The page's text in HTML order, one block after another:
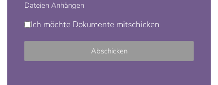
Dateien Anhängen
Ich möchte Dokumente mitschicken
Abschicken